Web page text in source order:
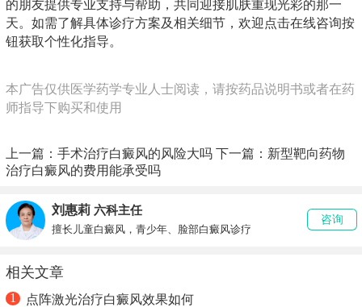
的朋友提供专业支持与帮助，共同迎接肌肤重现光彩的那一
天。如需了解具体诊疗方案及相关细节，欢迎点击在线咨询按
钮获取个性化指导。
本广告仅供医学药学专业人士阅读，请按药品说明书或者在药
师指导下购买和使用
上一篇： 手术治疗白癜风的风险大吗 下一篇： 新型靶向药物
治疗白癜风的费用能承受吗
刘惠莉 六科主任
擅长儿童白癜风，青少年、脸部白癜风诊疗
咨询
相关文章
1
点阵激光治疗白癜风效果如何